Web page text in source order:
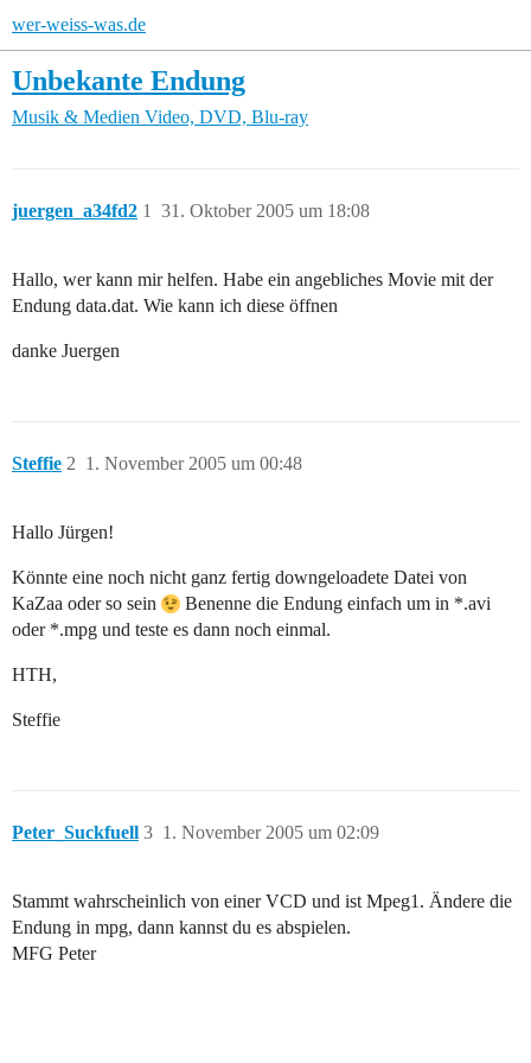
wer-weiss-was.de
Unbekante Endung
Musik & Medien Video, DVD, Blu-ray
juergen_a34fd2 31. Oktober 2005 um 18:08
1
Hallo, wer kann mir helfen. Habe ein angebliches Movie mit der
Endung data.dat. Wie kann ich diese öffnen
danke Juergen
Steffie 1. November 2005 um 00:48
2
Hallo Jürgen!
Könnte eine noch nicht ganz fertig downgeloadete Datei von
KaZaa oder so sein
Benenne die Endung einfach um in *.avi
oder *.mpg und teste es dann noch einmal.
HTH,
Steffie
Peter_Suckfuell 1. November 2005 um 02:09
3
Stammt wahrscheinlich von einer VCD und ist Mpeg1. Ändere die
Endung in mpg, dann kannst du es abspielen.
MFG Peter